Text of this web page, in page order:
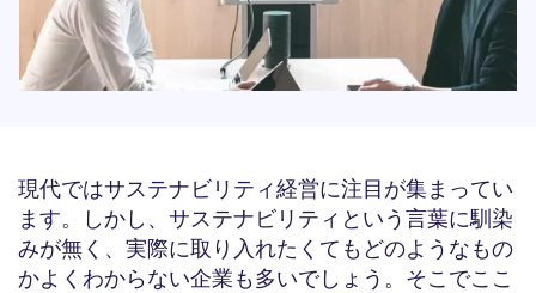
現代ではサステナビリティ経営に注目が集まってい
ます。しかし、サステナビリティという言葉に馴染
みが無く、実際に取り入れたくてもどのようなもの
かよくわからない企業も多いでしょう。そこでここ